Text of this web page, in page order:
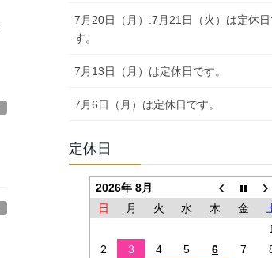
7月20日（月）.7月21日（火）は定休
す。
7月13日（月）は定休日です。
7月6日（月）は定休日です。
定休日
2026年 8月
日
月 火 水 木 金
1
2
3 4 5 6 7